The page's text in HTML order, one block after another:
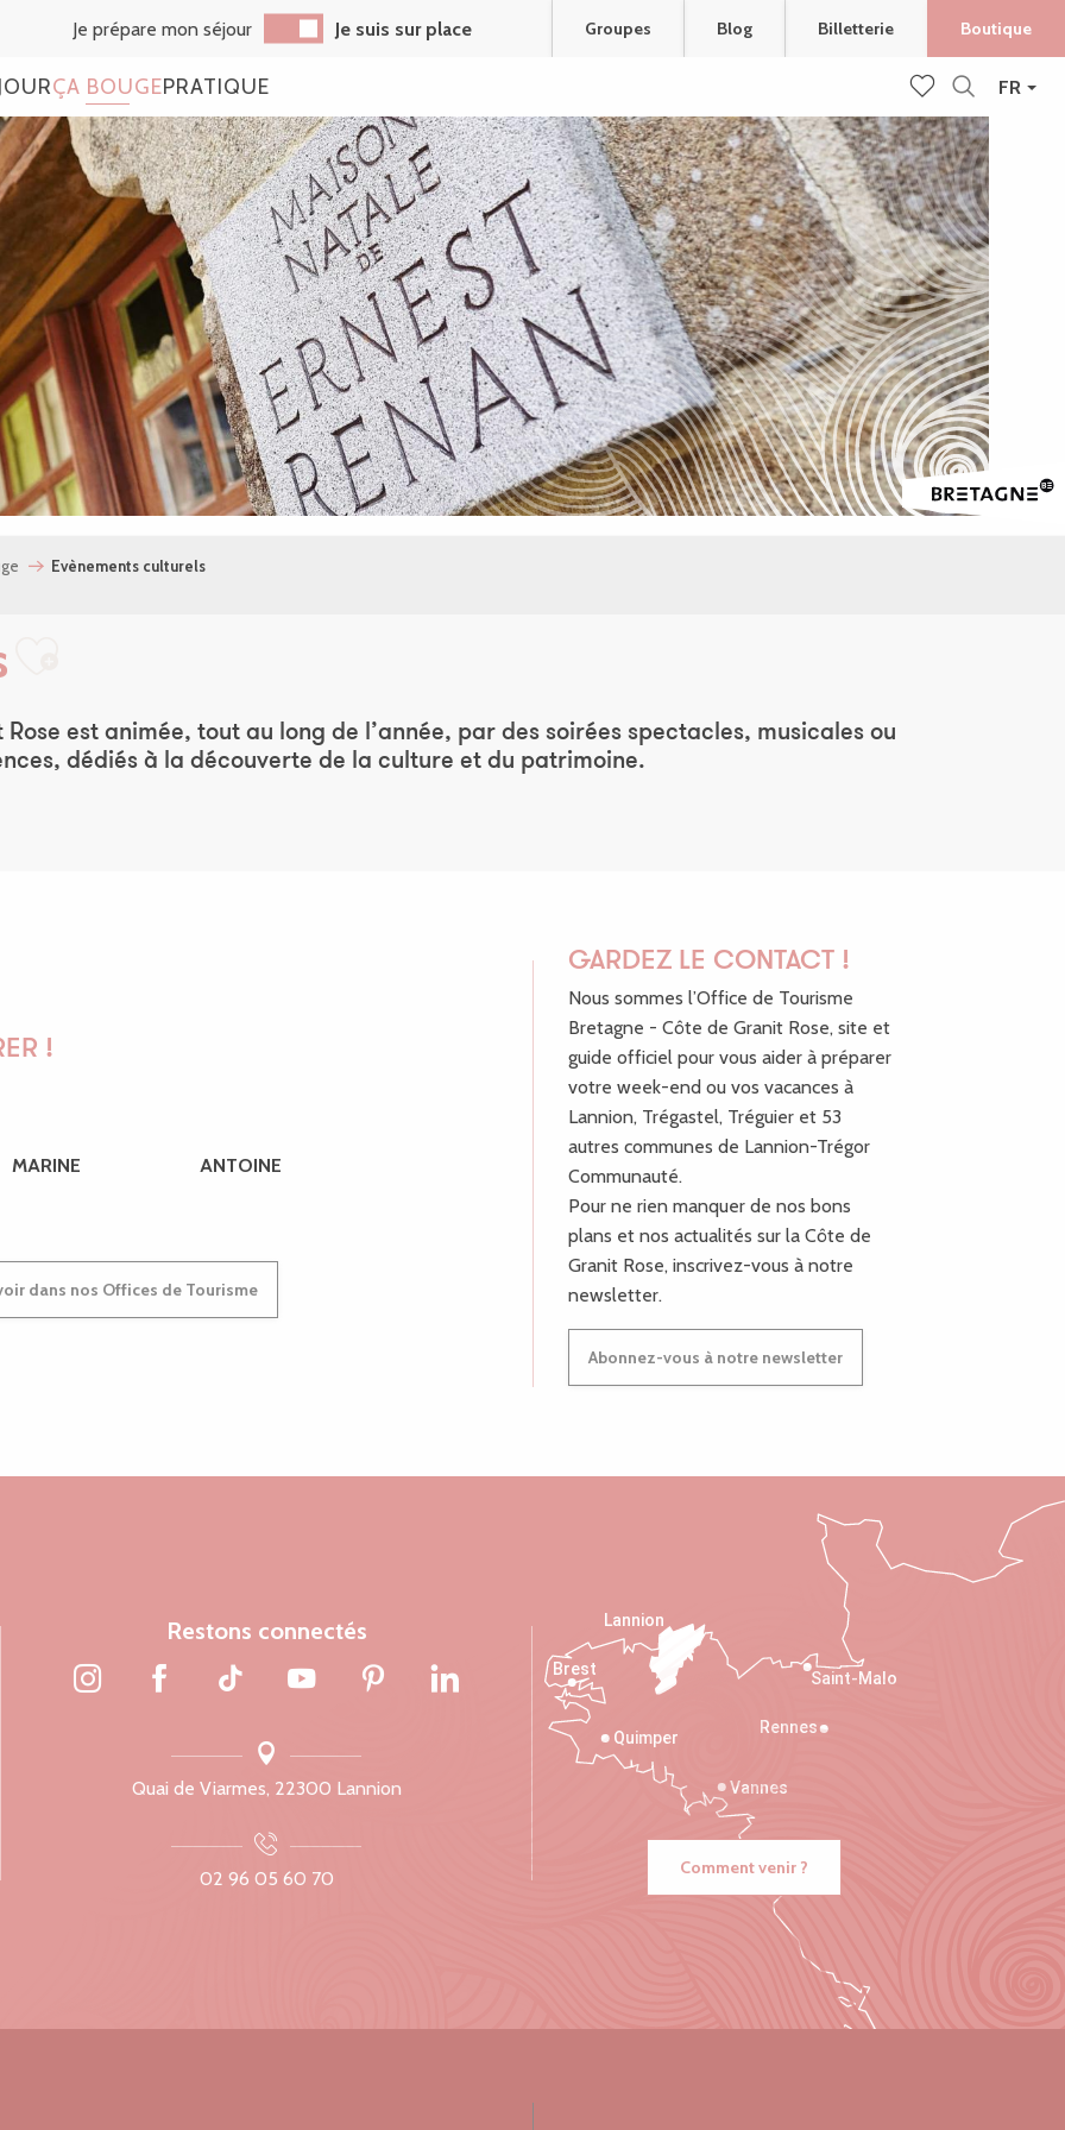
Voir les favoris
Recherche
FR
Je prépare mon séjour Je suis sur place Groupes Blog Billetterie Boutique
ÇA BOUGEPRATIQUE
Evènements culturels
est animée, tout au long de l’année, par des soirées spectacles, musicales ou
dédiés à la découverte de la culture et du patrimoine.
!
MARINE ANTOINE
dans nos Offices de Tourisme
GARDEZ LE CONTACT !
Nous sommes l’Office de Tourisme
Bretagne - Côte de Granit Rose, site et
guide officiel pour vous aider à préparer
votre week-end ou vos vacances à
Lannion, Trégastel, Tréguier et 53
autres communes de Lannion-Trégor
Communauté.
Pour ne rien manquer de nos bons
plans et nos actualités sur la Côte de
Granit Rose, inscrivez-vous à notre
newsletter.
Abonnez-vous à notre newsletter
Restons connectés
Quai de Viarmes, 22300 Lannion
02 96 05 60 70
Saint-Malo
Rennes
Vannes
Quimper
Lannion
Brest
Comment venir ?